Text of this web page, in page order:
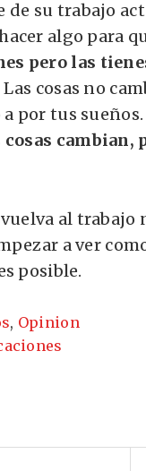
de su trabajo
algo para
pero las
cosas no
por tus
cosas cambian,
al
a ver
posible.
, Opinion